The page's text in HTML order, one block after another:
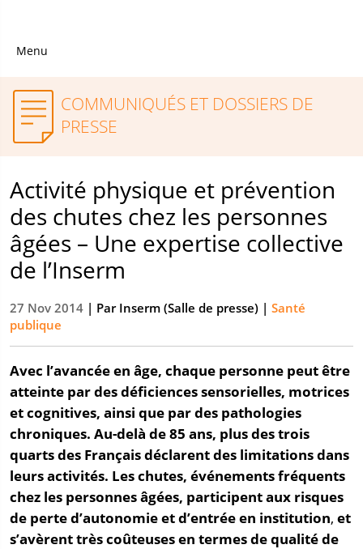
Menu
COMMUNIQUÉS ET DOSSIERS DE
PRESSE
Activité physique et prévention
des chutes chez les personnes
âgées – Une expertise collective
de l’Inserm
27 Nov 2014 | ParInserm (Salle de presse) | Santé
publique
Avec l’avancée en âge, chaque personne peut être
atteinte par des déficiences sensorielles, motrices
et cognitives, ainsi que par des pathologies
chroniques. Au-delà de 85 ans, plus des trois
quarts des Français déclarent des limitations dans
leurs activités. Les chutes, événements fréquents
chez les personnes âgées, participentaux risques
de perte d’autonomie et d’entrée en institution, et
s’avèrent très coûteuses en termes de qualité de